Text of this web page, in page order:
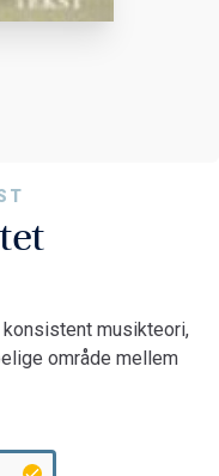
musikteori,
område mellem
aksiomer og
aflytning af